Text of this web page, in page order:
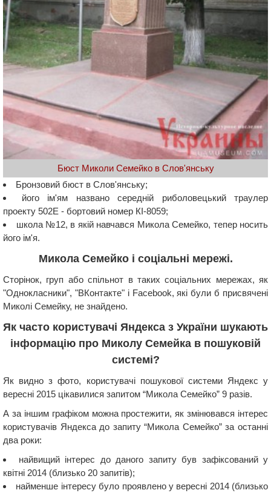
Бюст Миколи Семейко в Слов'янську
Бронзовий бюст в Слов'янську;
його ім'ям названо середній риболовецький траулер
проекту 502Е - бортовий номер КІ-8059;
школа №12, в якій навчався Микола Семейко, тепер носить
його ім'я.
Микола Семейко і соціальні мережі.
Сторінок, груп або спільнот в таких соціальних мережах, як
"Однокласники", "ВКонтакте" і Facebook, які були б присвячені
Миколі Семейку, не знайдено.
Як часто користувачі Яндекса з України шукають
інформацію про Миколу Семейка в пошуковій
системі?
Як видно з фото, користувачі пошукової системи Яндекс у
вересні 2015 цікавилися запитом “Микола Семейко” 9 разів.
А за іншим графіком можна простежити, як змінювався інтерес
користувачів Яндекса до запиту “Микола Семейко” за останні
два роки:
найвищий інтерес до даного запиту був зафіксований у
квітні 2014 (близько 20 запитів);
найменше інтересу було проявлено у вересні 2014 (близько